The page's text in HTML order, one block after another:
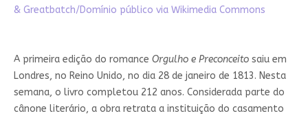
& Greatbatch/Domínio público via Wikimedia Commons
A primeira edição do romance Orgulho e Preconceitosaiu em
Londres, no Reino Unido, no dia 28 de janeiro de 1813. Nesta
semana, o livro completou 212 anos. Considerada parte do
cânone literário, a obra retrata a instituição do casamento